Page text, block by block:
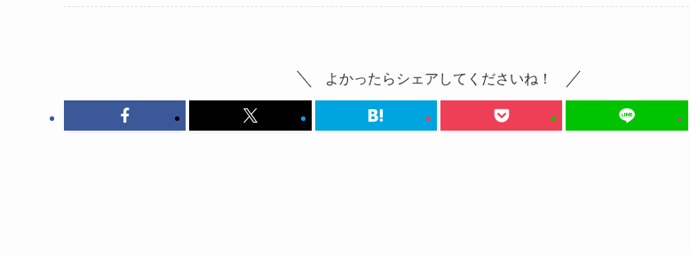
よかったらシェアしてくださいね！